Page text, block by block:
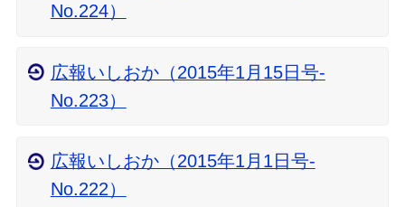
No.224）
広報いしおか（2015年1月15日号-
No.223）
広報いしおか（2015年1月1日号-
No.222）